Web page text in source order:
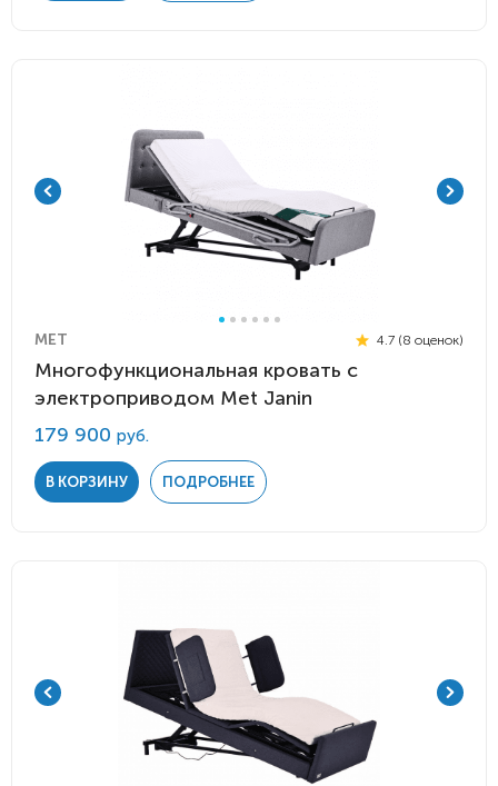
MET 4.7 (8 оценок)
Многофункциональная кровать с
электроприводом Met Janin
179 900 руб.
В КОРЗИНУ ПОДРОБНЕЕ